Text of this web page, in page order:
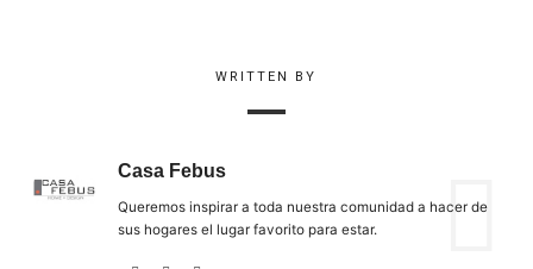
WRITTEN BY
Casa Febus
Queremos inspirar a toda nuestra comunidad a hacer de
sus hogares el lugar favorito para estar.